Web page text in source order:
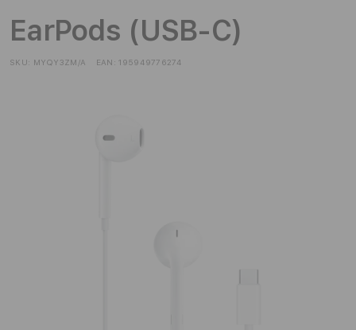
EarPods (USB-C)
SKU: MYQY3ZM/A EAN: 195949776274